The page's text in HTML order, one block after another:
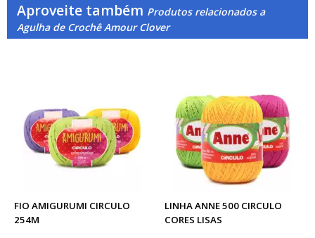
Aproveite também Produtos relacionados a
Agulha de Crochê Amour Clover
FIO AMIGURUMI CIRCULO
254M
LINHA ANNE 500 CIRCULO
CORES LISAS